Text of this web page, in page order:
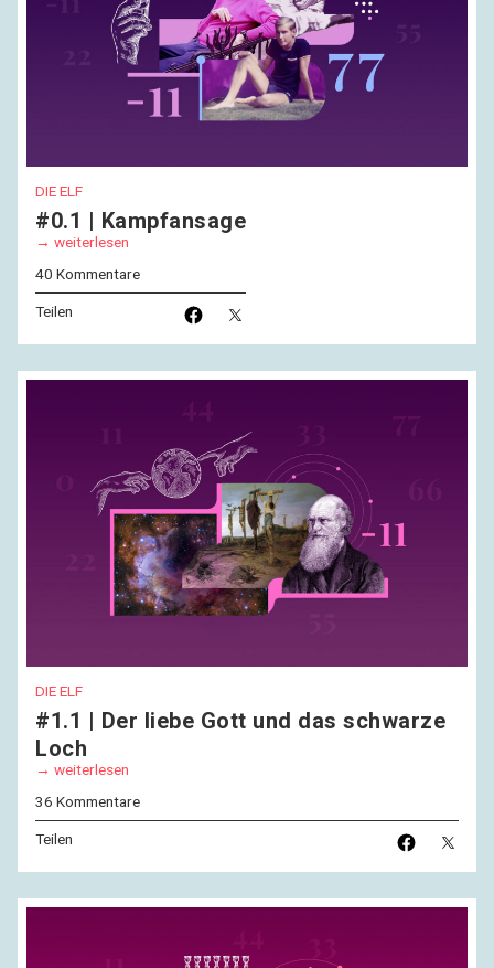
DIE ELF
#0.1 | Kampfansage
weiterlesen
40 Kommentare
Teilen
DIE ELF
#1.1 | Der liebe Gott und das schwarze
Loch
weiterlesen
36 Kommentare
Teilen